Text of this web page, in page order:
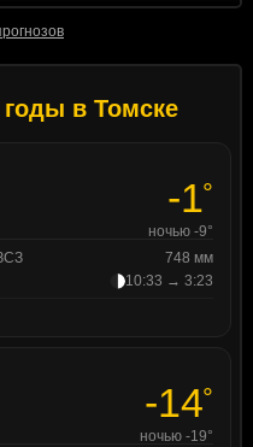
в Томске
-1°
ночью -9°
748 мм
10:33 → 3:23
-14°
ночью -19°